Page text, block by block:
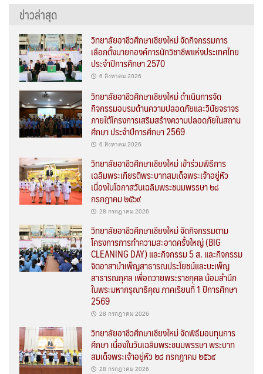
ข่าวล่าสุด
วิทยาลัยอาชีวศึกษาเชียงใหม่ จัดกิจกรรมการ
เลือกตั้งนายกองค์การนักวิชาชีพแห่งประเทศไทย
ประจำปีการศึกษา 2570
6 สิงหาคม 2026
วิทยาลัยอาชีวศึกษาเชียงใหม่ ดำเนินการจัด
กิจกรรมอบรมด้านความปลอดภัยและวินัยจราจร
ภายใต้โครงการเสริมสร้างความปลอดภัยในสถาน
ศึกษา ประจำปีการศึกษา 2569
6 สิงหาคม 2026
วิทยาลัยอาชีวศึกษาเชียงใหม่ เข้าร่วมพิธีการ
เฉลิมพระเกียรติพระบาทสมเด็จพระเจ้าอยู่หัว
เนื่องในโอกาสวันเฉลิมพระชนมพรรษา ๒๘
กรกฎาคม ๒๕๖๙
28 กรกฎาคม 2026
วิทยาลัยอาชีวศึกษาเชียงใหม่ จัดกิจกรรมตาม
โครงการการทำความสะอาดครั้งใหญ่ (BIG
CLEANING DAY) และกิจกรรม 5 ส. และกิจกรรม
จิตอาสาบำเพ็ญสาธารณประโยชน์และบะเพ็ญ
สาธารณกุศล เพื่อถวายพระราชกุศล น้อมสำนึก
ในพระมหากรุณาธิคุณ ภาคเรียนที่ 1 ปีการศึกษา
2569
28 กรกฎาคม 2026
วิทยาลัยอาชีวศึกษาเชียงใหม่ จัดพิธีมอบทุนการ
ศึกษา เนื่องในวันเฉลิมพระชนมพรรษา พระบาท
สมเด็จพระเจ้าอยู่หัว ๒๘ กรกฎาคม ๒๕๖๙
28 กรกฎาคม 2026